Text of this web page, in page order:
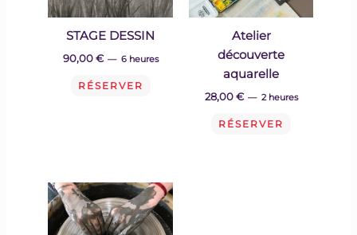
STAGE DESSIN
90,00€ 6 heures
RÉSERVER
Atelier
découverte
aquarelle
28,00€ 2 heures
RÉSERVER